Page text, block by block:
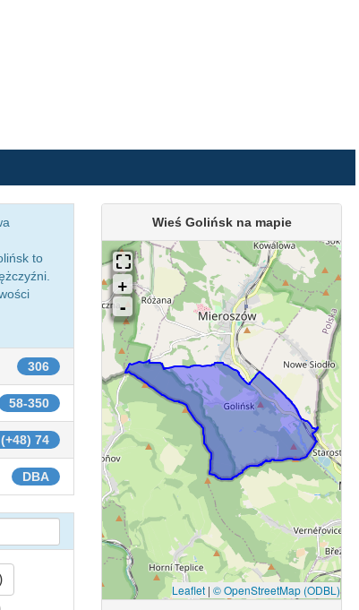
to
306
58-350
(+48) 74
DBA
Wieś Golińsk na mapie
Leaflet| © OpenStreetMap (ODBL)